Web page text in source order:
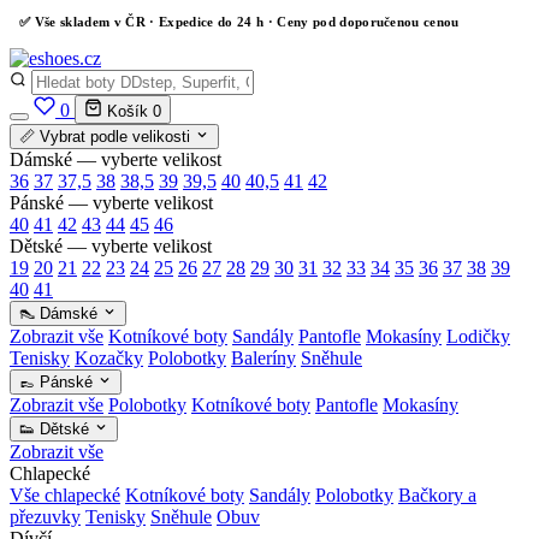
✅ Vše skladem v ČR · Expedice do 24 h · Ceny pod doporučenou cenou
0 Košík 0
📏 Vybrat podle velikosti
Dámské — vyberte velikost
36 37 37,5 38 38,5 39 39,5 40 40,5 41 42
Pánské — vyberte velikost
40 41 42 43 44 45 46
Dětské — vyberte velikost
19 20 21 22 23 24 25 26 27 28 29 30 31 32 33 34 35 36 37 38 39
40 41
👠 Dámské
Zobrazit vše Kotníkové boty Sandály Pantofle Mokasíny Lodičky
Tenisky Kozačky Polobotky Baleríny Sněhule
👞 Pánské
Zobrazit vše Polobotky Kotníkové boty Pantofle Mokasíny
👟 Dětské
Zobrazit vše
Chlapecké
Vše chlapecké Kotníkové boty Sandály Polobotky Bačkory a
přezuvky Tenisky Sněhule Obuv